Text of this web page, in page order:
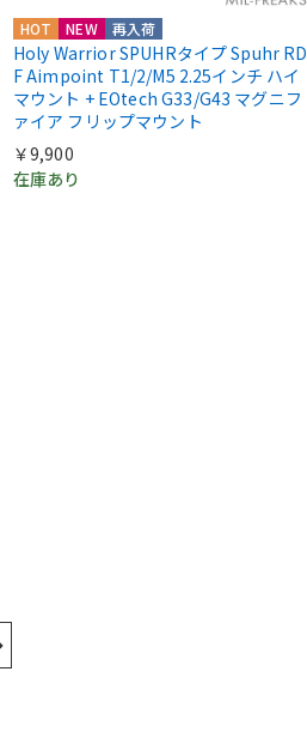
HOT NEW 再入荷
Holy Warrior SPUHRタイプ Spuhr RD
F Aimpoint T1/2/M5 2.25インチ ハイ
マウント + EOtech G33/G43 マグニフ
ァイア フリップマウント
￥9,900
在庫あり